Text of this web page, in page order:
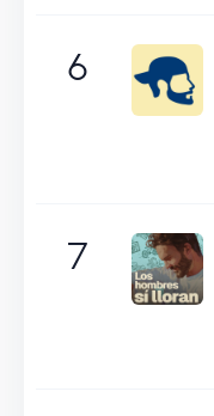
6
7